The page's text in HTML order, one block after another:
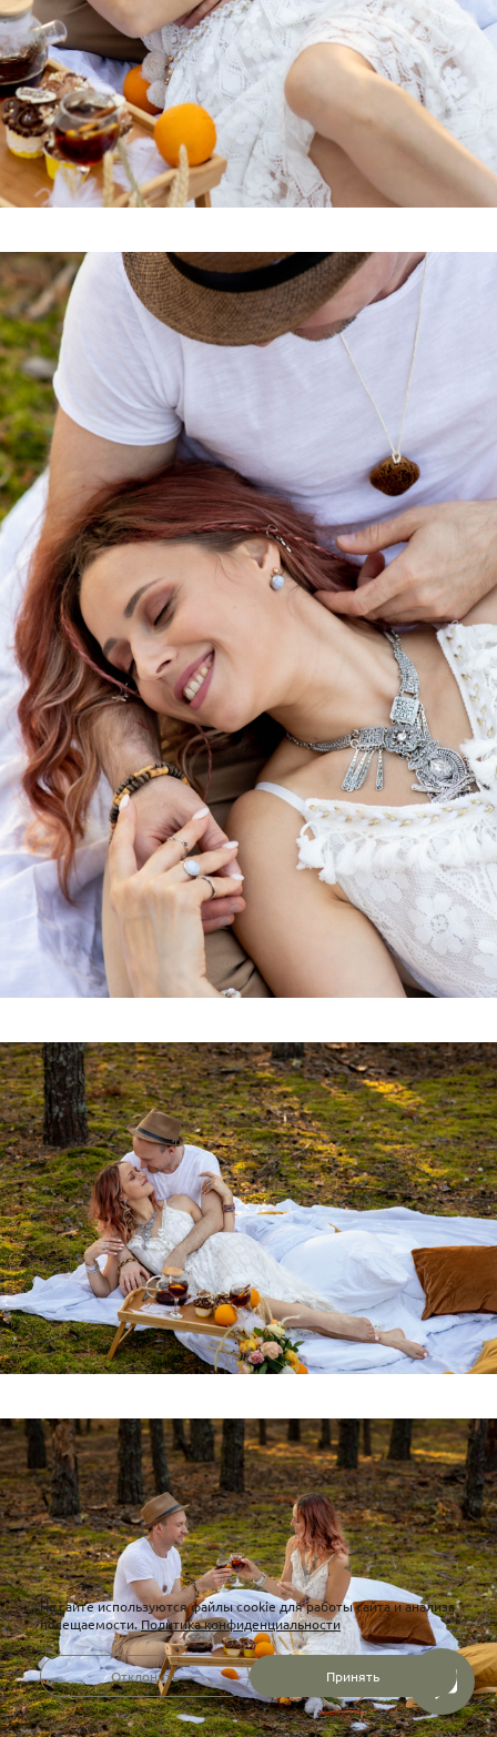
На сайте используются файлы cookie для работы сайта и анализа
посещаемости.Политика конфиденциальности
Отклонить Принять